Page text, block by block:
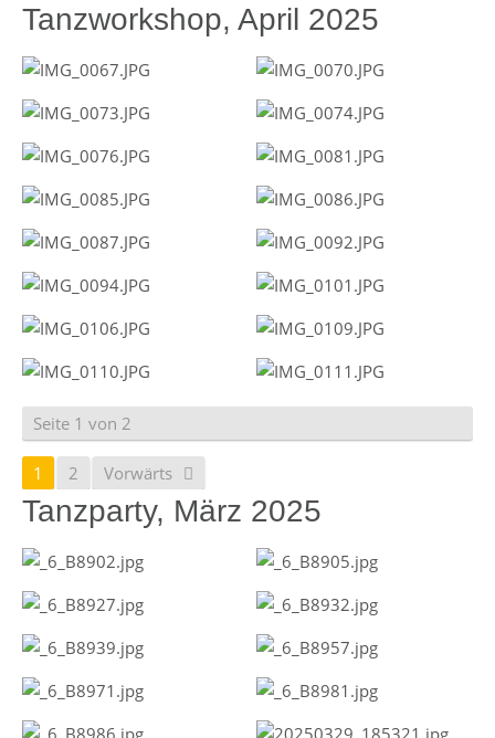
Tanzworkshop, April 2025
Seite 1 von 2
1 2 Vorwärts
Tanzparty, März 2025